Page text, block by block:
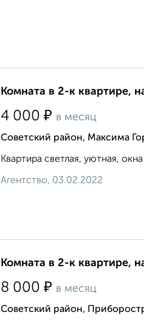
Комната в 2-к квартире,
4 000 ₽ в месяц
Советский район, Максима
Квартира светлая, уютная,
Агентство, 03.02.2022
Комната в 2-к квартире,
8 000 ₽ в месяц
Советский район,